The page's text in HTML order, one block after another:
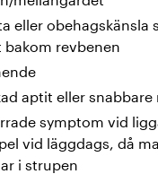
eller obehagskänsla
bakom revbenen
aptit eller
symptom vid
vid läggdags, då
i strupen